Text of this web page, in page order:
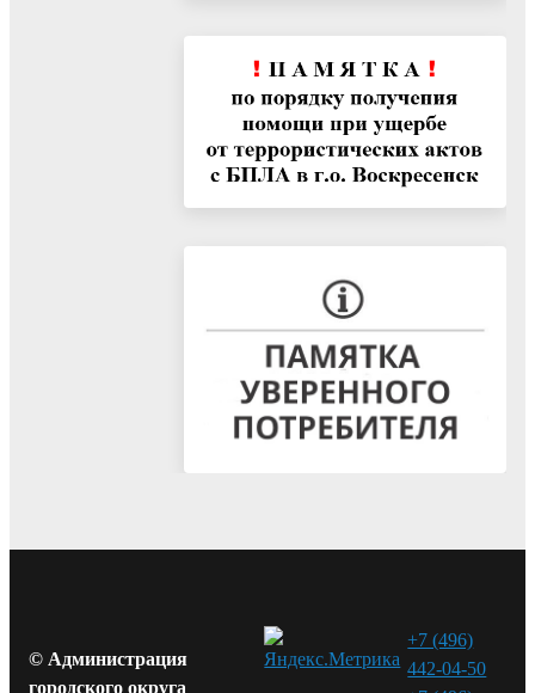
© Администрация
городского округа
+7 (496)
442-04-50